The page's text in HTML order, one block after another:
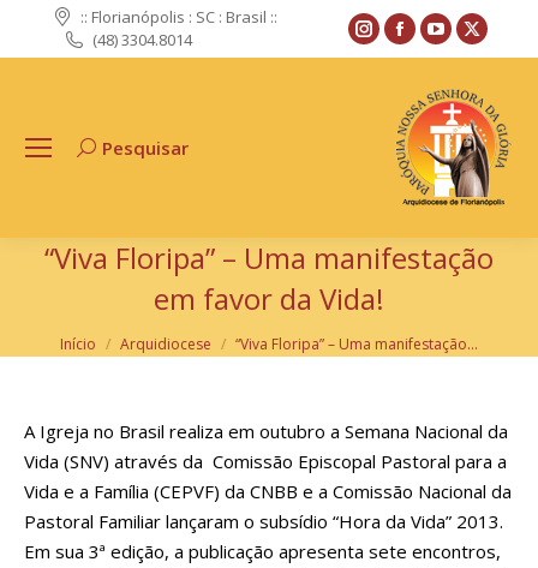
:: Florianópolis : SC : Brasil ::
(48) 3304.8014
Instagram
page
new
window
Facebook
page
opens
in
new
window
YouTube
page
opens
in
new
window
X
page
in
new
Search:Pesquisar
“Viva Floripa” – Uma manifestação
em favor da Vida!
Você está aqui:
Início Arquidiocese “Viva Floripa” – Uma manifestação…
A Igreja no Brasil realiza em outubro a Semana Nacional da
Vida (SNV) através da Comissão Episcopal Pastoral para a
Vida e a Família (CEPVF) da CNBB e a Comissão Nacional da
Pastoral Familiar lançaram o subsídio “Hora da Vida” 2013.
Em sua 3ª edição, a publicação apresenta sete encontros,